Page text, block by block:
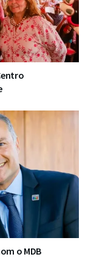
o MDB